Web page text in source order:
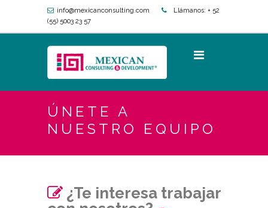
info@mexicanconsulting.com Llámanos: + 52
(55) 5003 23 57
ÚNETE A
NUESTRO EQUIPO
¿Te interesa trabajar